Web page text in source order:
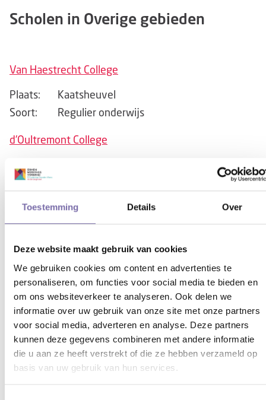
Toestemming Details Over
Deze website maakt gebruik van cookies
We gebruiken cookies om content en advertenties te
personaliseren, om functies voor social media te bieden en
om ons websiteverkeer te analyseren. Ook delen we
informatie over uw gebruik van onze site met onze partners
voor social media, adverteren en analyse. Deze partners
kunnen deze gegevens combineren met andere informatie
die u aan ze heeft verstrekt of die ze hebben verzameld op
basis van uw gebruik van hun services.
Scholen in Overige gebieden
Van Haestrecht College
Plaats:
Kaatsheuvel
Soort:
Regulier onderwijs
d'Oultremont College
Soort:
Dr. Mollercollege
Soort:
Regulier onderwijs
Walewyc
Plaats:
Soort:
Regulier onderwijs
Prinsentuin
Plaats:
Andel